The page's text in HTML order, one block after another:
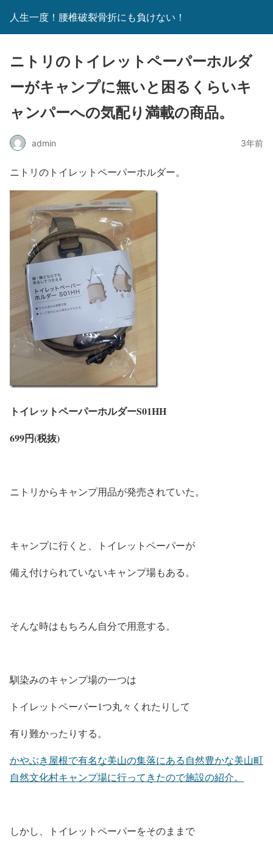
人生一度！腰椎破裂骨折にも負けない！
ニトリのトイレットペーパーホルダ
ーがキャンプに無いと困るくらいキ
ャンパーへの気配り満載の商品。
admin 3年前
ニトリのトイレットペーパーホルダー。
トイレットペーパーホルダーS01HH
699円(税抜)
ニトリからキャンプ用品が発売されていた。
キャンプに行くと、トイレットペーパーが
備え付けられていないキャンプ場もある。
そんな時はもちろん自分で用意する。
馴染みのキャンプ場の一つは
トイレットペーパー1つ丸々くれたりして
有り難かったりする。
かやぶき屋根で有名な美山の集落にある自然豊かな美山町
自然文化村キャンプ場に行ってきたので施設の紹介。
しかし、トイレットペーパーをそのままで